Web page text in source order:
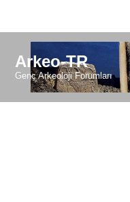
Arkeo-TR
Genç Arkeoloji Forumları